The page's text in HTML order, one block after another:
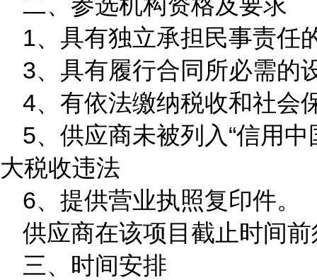
1、具有独立承担民事责任
3、具有履行合同所必需的
4、有依法缴纳税收和社会
5、供应商未被列入“信用
大税收违法
6、提供营业执照复印件。
供应商在该项目截止时间
三、时间安排